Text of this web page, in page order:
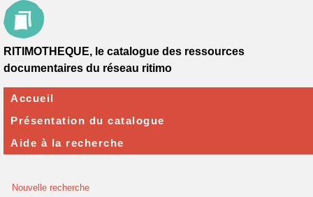
Nouvelle recherche
RITIMOTHEQUE, le catalogue des ressources
documentaires du réseau ritimo
Accueil
Présentation du catalogue
Aide à la recherche